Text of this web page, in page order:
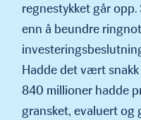
regnestykket går
enn å beundre
Hadde det vært
840 millioner hadde
gransket, evaluert og